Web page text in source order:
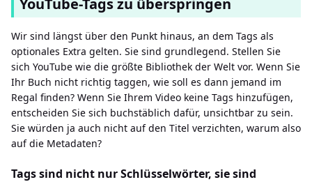
YouTube-Tags zu überspringen
Wir sind längst über den Punkt hinaus, an dem Tags als
optionales Extra gelten. Sie sind grundlegend. Stellen Sie
sich YouTube wie die größte Bibliothek der Welt vor. Wenn Sie
Ihr Buch nicht richtig taggen, wie soll es dann jemand im
Regal finden? Wenn Sie Ihrem Video keine Tags hinzufügen,
entscheiden Sie sich buchstäblich dafür, unsichtbar zu sein.
Sie würden ja auch nicht auf den Titel verzichten, warum also
auf die Metadaten?
Tags sind nicht nur Schlüsselwörter, sie sind